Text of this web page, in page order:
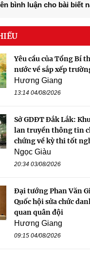
bình luận cho bài biết
Yêu cầu của Tổng Bí
nước về sắp xếp
Hương Giang
13:14 04/08/2026
Sở GDĐT Đắk Lắk:
lan truyền thông tin
chứng về kỳ thi tốt
Ngọc Giàu
20:34 03/08/2026
Đại tướng Phan Văn
Quốc hội sửa chức
quan quân đội
Hương Giang
09:15 04/08/2026